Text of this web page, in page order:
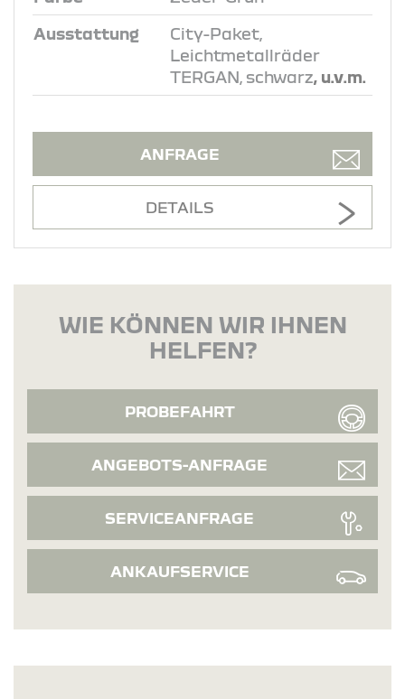
Ausstattung
City-Paket,
Leichtmetallräder
TERGAN, schwarz, u.v.m.
ANFRAGE
DETAILS
WIE KÖNNEN WIR IHNEN
HELFEN?
PROBEFAHRT
ANGEBOTS-ANFRAGE
SERVICEANFRAGE
ANKAUFSERVICE